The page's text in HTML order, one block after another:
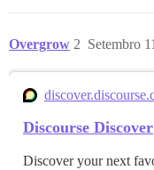
Overgrow Setembro
2
Discourse Discover
Discover your next